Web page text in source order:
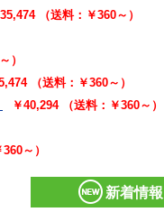
（送料：￥360～）
）
（送料：￥360～）
￥40,294 （送料：￥360～）
～）
新着情報